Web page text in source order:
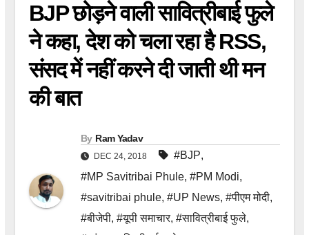
BJP छोड़ने वाली सावित्रीबाई फुले
ने कहा, देश को चला रहा है RSS,
संसद में नहीं करने दी जाती थी मन
की बात
By Ram Yadav
DEC 24, 2018 #BJP,
#MP Savitribai Phule, #PM Modi,
#savitribai phule, #UP News, #पीएम मोदी,
#बीजेपी, #यूपी समाचार, #सावित्रीबाई फुले,